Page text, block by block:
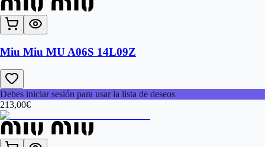
Miu Miu MU A06S 14L09Z
Debes iniciar sesión para usar la lista de deseos
213,00€